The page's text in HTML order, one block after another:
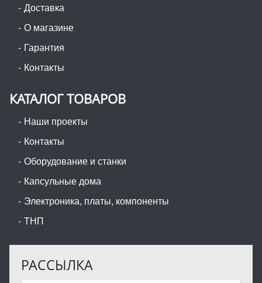
Доставка
О магазине
Гарантия
Контакты
КАТАЛОГ ТОВАРОВ
Наши проекты
Контакты
Оборудование и станки
Капсульные дома
Электроника, платы, компоненты
ТНП
РАССЫЛКА